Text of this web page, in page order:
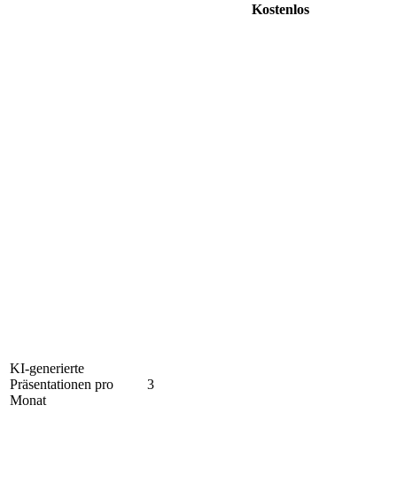
Kostenlos
KI-generierte
Präsentationen pro
Monat
3